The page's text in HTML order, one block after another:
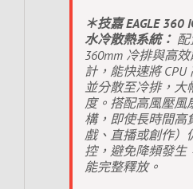
＊技嘉 EAGLE 360
水冷散熱系統：
360mm 冷排與高
計，能快速將
並分散至冷排，大
度。搭配高風壓風
構，即使長時間高
戲、直播或創作）
控，避免降頻發生
能完整釋放。